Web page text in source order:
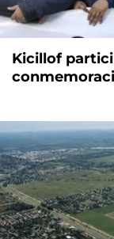
Kicillof